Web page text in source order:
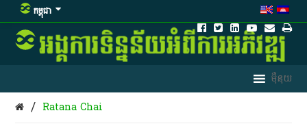
កម្ពុជា
/ Ratana Chai